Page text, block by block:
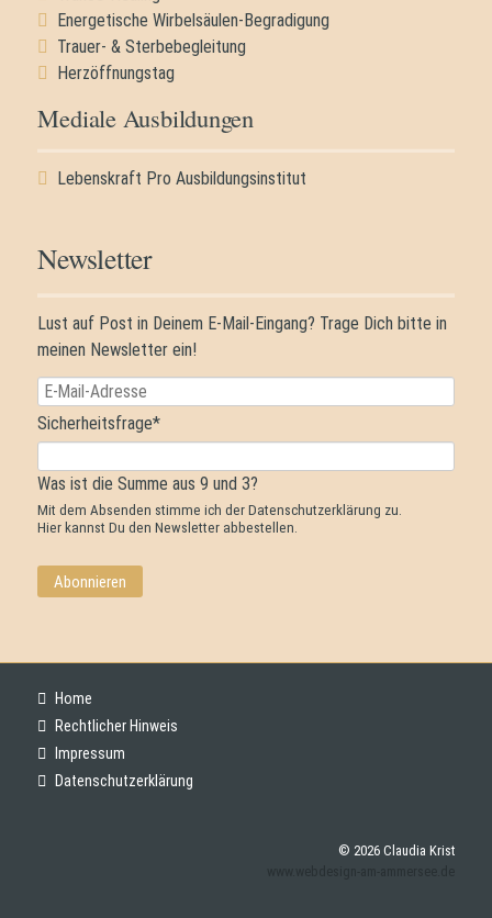
Energetische Wirbelsäulen-Begradigung
Trauer- & Sterbebegleitung
Herzöffnungstag
Mediale Ausbildungen
Navigation
Lebenskraft Pro Ausbildungsinstitut
Newsletter
Lust auf Post in Deinem E-Mail-Eingang? Trage Dich bitte in
meinen Newsletter ein!
E-
Mail-
Adresse
Pflichtfeld
Sicherheitsfrage*
Was ist die Summe aus 9 und 3?
Mit dem Absenden stimme ich derDatenschutzerklärung zu.
Hier kannst Du den Newsletter abbestellen.
Abonnieren
Navigation
überspringen
Home
Rechtlicher Hinweis
Impressum
Datenschutzerklärung
© 2026 Claudia Krist